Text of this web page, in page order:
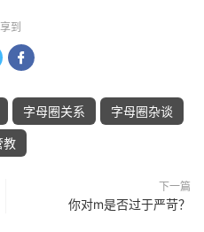
到

字母圈关系 字母圈杂谈
教
下一篇
你对m是否过于严苛？